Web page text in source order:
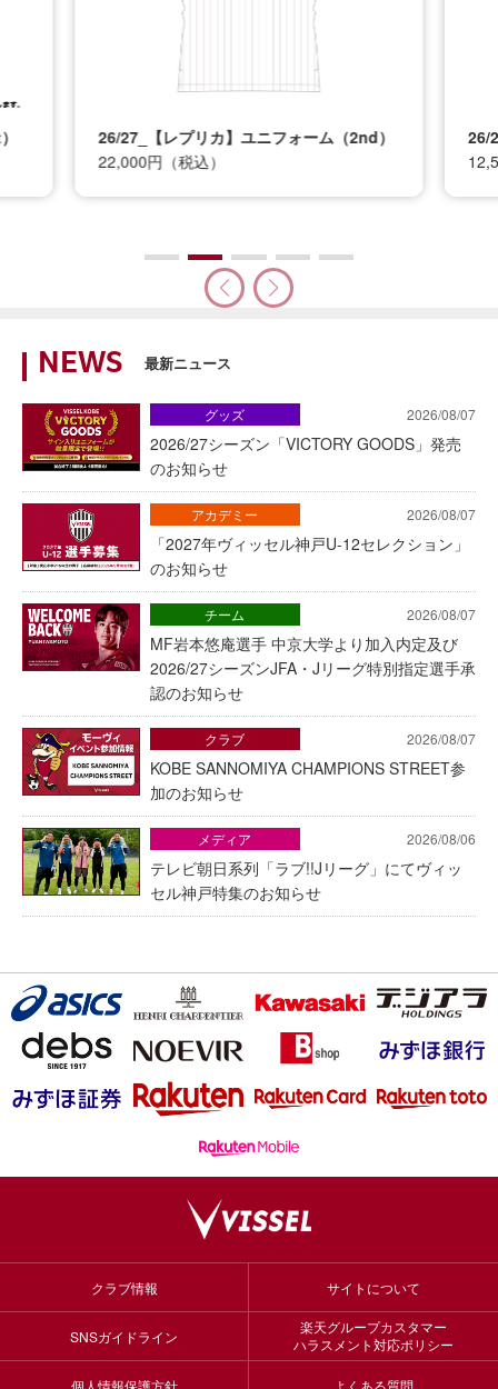
26/27_【レプリカ】ユニフォーム（2nd）
22,000円（税込）
26/
NEWS 最新ニュース
2026/08/07
2026/27シーズン「VICTORY GOODS」発売
のお知らせ
グッズ
2026/08/07
「2027年ヴィッセル神戸U-12セレクション」
のお知らせ
アカデミー
2026/08/07
MF岩本悠庵選手 中京大学より加入内定及び
2026/27シーズンJFA・Jリーグ特別指定選手承
認のお知らせ
チーム
2026/08/07
KOBE SANNOMIYA CHAMPIONS STREET参
加のお知らせ
クラブ
2026/08/06
テレビ朝日系列「ラブ!!Jリーグ」にてヴィッ
セル神戸特集のお知らせ
メディア
クラブ情報 サイトについて
SNSガイドライン
楽天グループカスタマー
ハラスメント対応ポリシー
個人情報保護方針 よくある質問